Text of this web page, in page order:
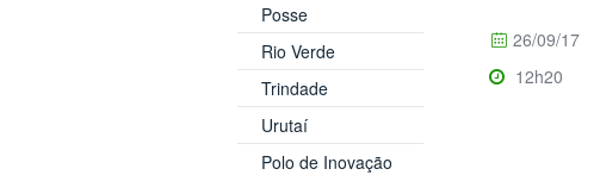
Posse
Rio Verde
Trindade
Urutaí
Polo de Inovação
26/09/17
12h20